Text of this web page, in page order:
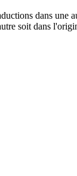
dans une
soit dans